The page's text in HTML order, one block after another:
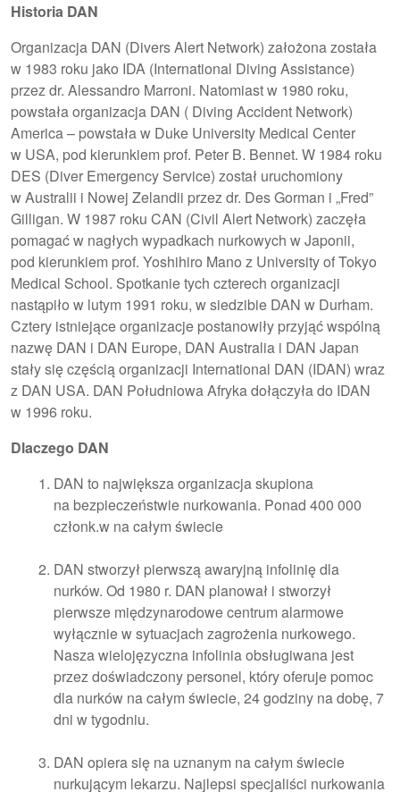
Historia DAN
Organizacja DAN (Divers Alert Network) założona została
w 1983 roku jako IDA (International Diving Assistance)
przez dr. Alessandro Marroni. Natomiast w 1980 roku,
powstała organizacja DAN ( Diving Accident Network)
America – powstała w Duke University Medical Center
w USA, pod kierunkiem prof. Peter B. Bennet. W 1984 roku
DES (Diver Emergency Service) został uruchomiony
w Australii i Nowej Zelandii przez dr. Des Gorman i „Fred”
Gilligan. W 1987 roku CAN (Civil Alert Network) zaczęła
pomagać w nagłych wypadkach nurkowych w Japonii,
pod kierunkiem prof. Yoshihiro Mano z University of Tokyo
Medical School. Spotkanie tych czterech organizacji
nastąpiło w lutym 1991 roku, w siedzibie DAN w Durham.
Cztery istniejące organizacje postanowiły przyjąć wspólną
nazwę DAN i DAN Europe, DAN Australia i DAN Japan
stały się częścią organizacji International DAN (IDAN) wraz
z DAN USA. DAN Południowa Afryka dołączyła do IDAN
w 1996 roku.
Dlaczego DAN
DAN to największa organizacja skupiona
na bezpieczeństwie nurkowania. Ponad 400 000
członk.w na całym świecie
DAN stworzył pierwszą awaryjną infolinię dla
nurków. Od 1980 r. DAN planował i stworzył
pierwsze międzynarodowe centrum alarmowe
wyłącznie w sytuacjach zagrożenia nurkowego.
Nasza wielojęzyczna infolinia obsługiwana jest
przez doświadczony personel, który oferuje pomoc
dla nurków na całym świecie, 24 godziny na dobę, 7
dni w tygodniu.
DAN opiera się na uznanym na całym świecie
nurkującym lekarzu. Najlepsi specjaliści nurkowania